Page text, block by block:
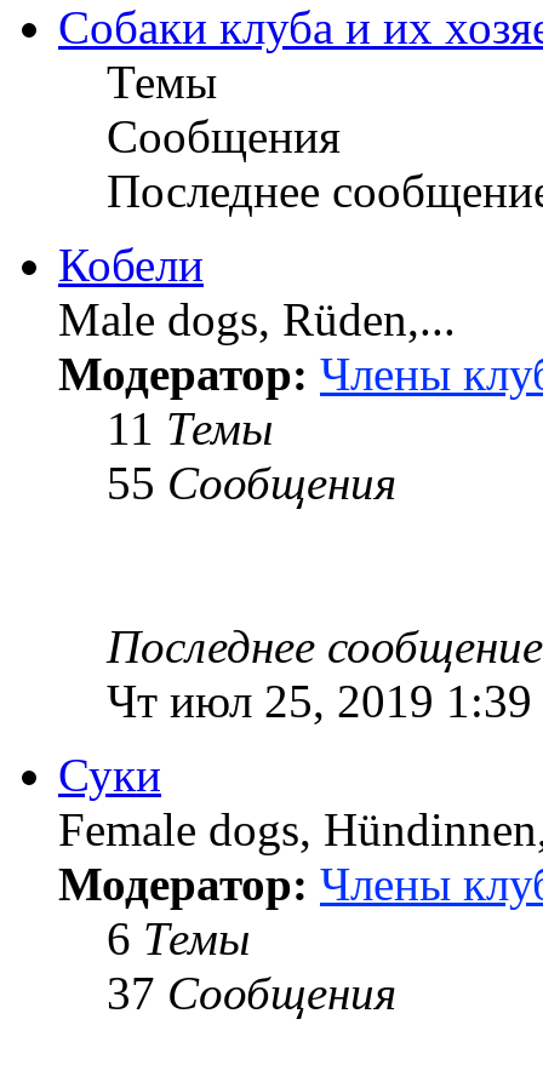
Собаки клуба и их
Темы
Сообщения
Последнее
Кобели
Male dogs, Rüden,...
Модератор: Члены
11 Темы
55 Сообщения
Последнее сообщение
Чт июл 25, 2019 1:39
Суки
Female dogs,
Модератор: Члены
6 Темы
37 Сообщения